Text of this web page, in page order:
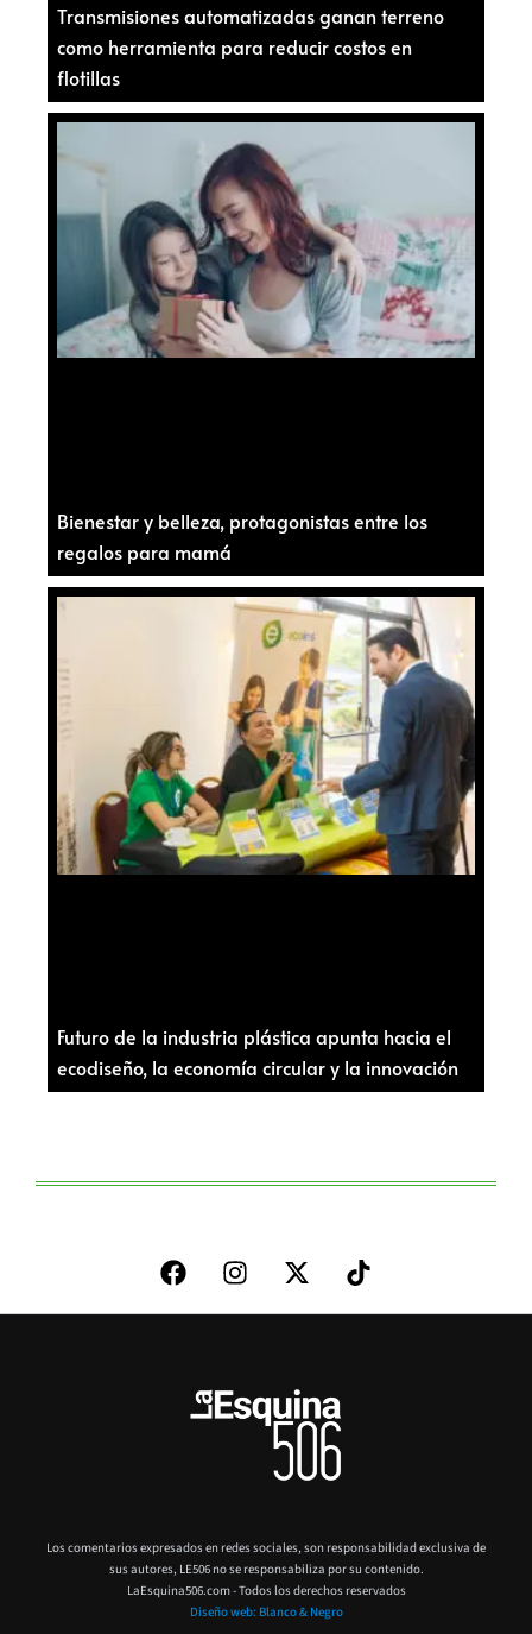
Transmisiones automatizadas ganan terreno
como herramienta para reducir costos en
flotillas
Bienestar y belleza, protagonistas entre los
regalos para mamá
Futuro de la industria plástica apunta hacia el
ecodiseño, la economía circular y la innovación
Los comentarios expresados en redes sociales, son responsabilidad exclusiva de
sus autores, LE506 no se responsabiliza por su contenido.
LaEsquina506.com - Todos los derechos reservados
Diseño web: Blanco & Negro